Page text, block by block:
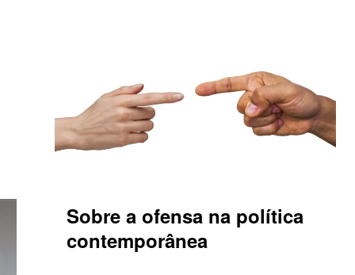
Sobre a ofensa na política
contemporânea